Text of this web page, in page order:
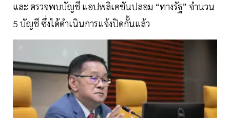
และ ตรวจพบบัญชี แอปพลิเคชันปลอม “ทางรัฐ” จำนวน
5 บัญชี ซึ่งได้ดำเนินการแจ้งปิดกั้นแล้ว